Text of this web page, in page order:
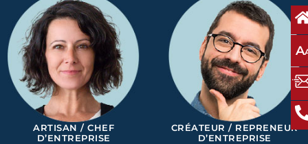
A
ARTISAN / CHEF
D’ENTREPRISE
CRÉATEUR / REPRENEUR
D’ENTREPRISE